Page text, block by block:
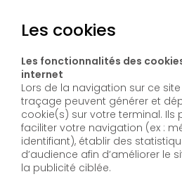
Les cookies
Les fonctionnalités des
internet
Lors de la navigation sur ce
traçage peuvent générer et
cookie(s) sur votre terminal.
faciliter votre navigation (ex :
identifiant), établir des statistiques et des mesures
d’audience afin d’améliorer le
la publicité ciblée.